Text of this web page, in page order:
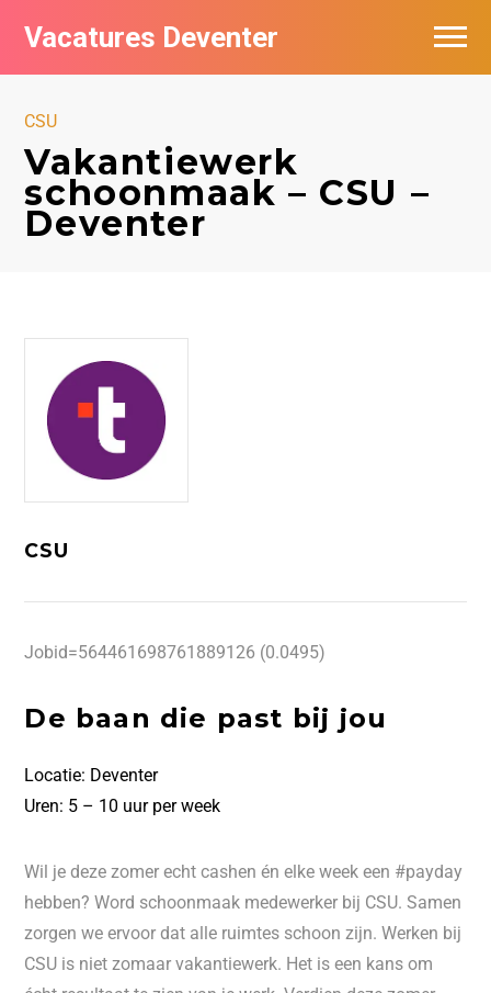
Vacatures Deventer
CSU
Vakantiewerk
schoonmaak – CSU –
Deventer
CSU
Jobid=564461698761889126 (0.0495)
De baan die past bij jou
Locatie: Deventer
Uren: 5 – 10 uur per week
Wil je deze zomer echt cashen én elke week een #payday
hebben? Word schoonmaak medewerker bij CSU. Samen
zorgen we ervoor dat alle ruimtes schoon zijn. Werken bij
CSU is niet zomaar vakantiewerk. Het is een kans om
Vacatures per bedrijf in Deventer
Nieuwsbrief feed